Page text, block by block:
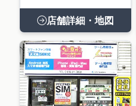
店舗詳細・地図